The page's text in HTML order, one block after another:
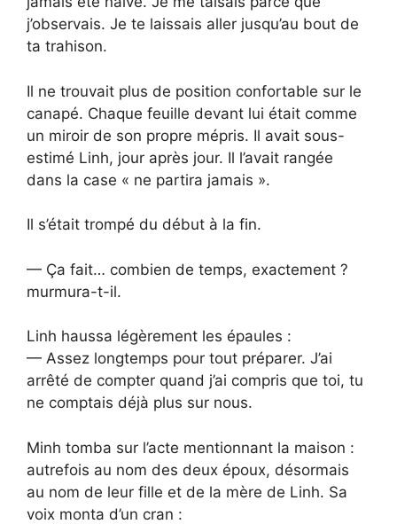
j’observais. Je te laissais aller jusqu’au bout de
ta trahison.
Il ne trouvait plus de position confortable sur le
canapé. Chaque feuille devant lui était comme
un miroir de son propre mépris. Il avait sous-
estimé Linh, jour après jour. Il l’avait rangée
dans la case « ne partira jamais ».
Il s’était trompé du début à la fin.
— Ça fait… combien de temps, exactement ?
murmura-t-il.
Linh haussa légèrement les épaules :
— Assez longtemps pour tout préparer. J’ai
arrêté de compter quand j’ai compris que toi, tu
ne comptais déjà plus sur nous.
Minh tomba sur l’acte mentionnant la maison :
autrefois au nom des deux époux, désormais
au nom de leur fille et de la mère de Linh. Sa
voix monta d’un cran :